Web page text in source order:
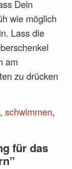
Dein
wie möglich
Lass die
am
zu drücken
, schwimmen,
für das